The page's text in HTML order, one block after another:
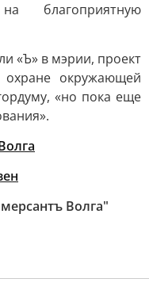
благоприятную
«Ъ» в мэрии, проект
охране окружающей
«но пока еще
Волга"